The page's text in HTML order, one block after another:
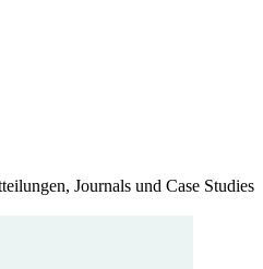
Journals und Case Studies